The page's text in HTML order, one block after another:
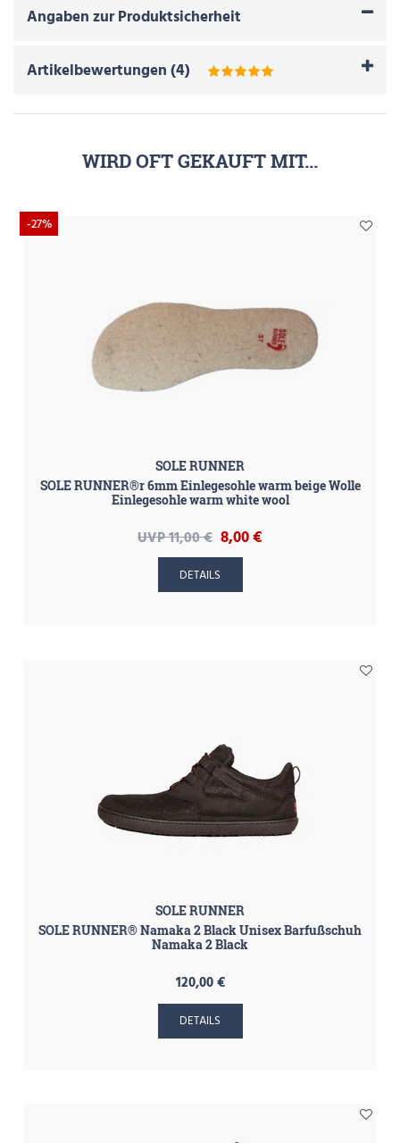
Angaben zur Produktsicherheit
Artikelbewertungen(4)
WIRD OFT GEKAUFT MIT...
-27%
SOLE RUNNER
SOLE RUNNER®r 6mm Einlegesohle warm beige Wolle
Einlegesohle warm white wool
UVP 11,00 € 8,00 €
DETAILS
SOLE RUNNER
SOLE RUNNER® Namaka 2 Black Unisex Barfußschuh
Namaka 2 Black
120,00 €
DETAILS